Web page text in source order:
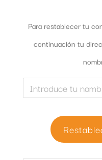
Para restablecer tu
continuación tu